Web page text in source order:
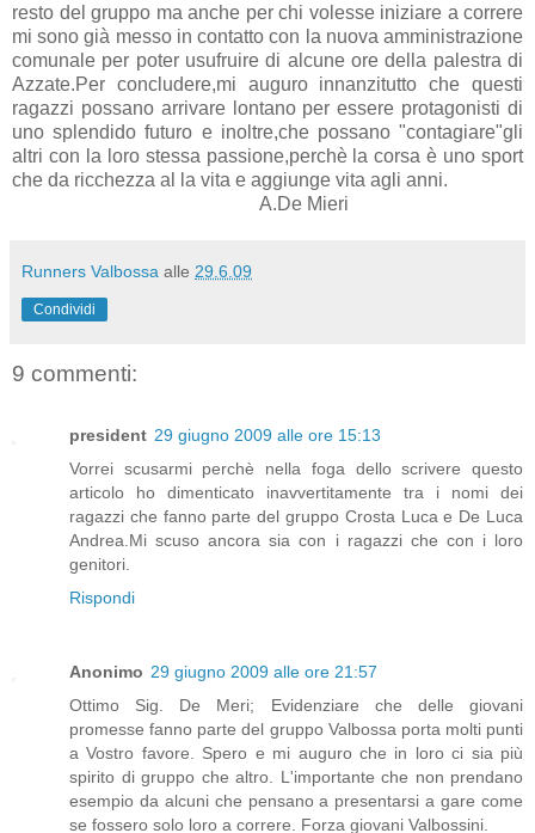
resto del gruppo ma anche per chi volesse iniziare a correre
mi sono già messo in contatto con la nuova amministrazione
comunale per poter usufruire di alcune ore della palestra di
Azzate.Per concludere,mi auguro innanzitutto che questi
ragazzi possano arrivare lontano per essere protagonisti di
uno splendido futuro e inoltre,che possano "contagiare"gli
altri con la loro stessa passione,perchè la corsa è uno sport
che da ricchezza al la vita e aggiunge vita agli anni.
A.De Mieri
Runners Valbossa alle 29.6.09
Condividi
9 commenti:
president 29 giugno 2009 alle ore 15:13
Vorrei scusarmi perchè nella foga dello scrivere questo
articolo ho dimenticato inavvertitamente tra i nomi dei
ragazzi che fanno parte del gruppo Crosta Luca e De Luca
Andrea.Mi scuso ancora sia con i ragazzi che con i loro
genitori.
Rispondi
Anonimo 29 giugno 2009 alle ore 21:57
Ottimo Sig. De Meri; Evidenziare che delle giovani
promesse fanno parte del gruppo Valbossa porta molti punti
a Vostro favore. Spero e mi auguro che in loro ci sia più
spirito di gruppo che altro. L'importante che non prendano
esempio da alcuni che pensano a presentarsi a gare come
se fossero solo loro a correre. Forza giovani Valbossini.